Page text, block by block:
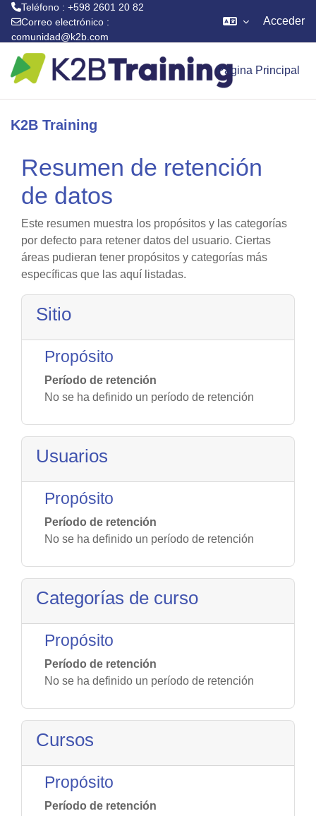
Teléfono : +598 2601 20 82
Correo electrónico :
comunidad@k2b.com
Acceder
Página Principal
K2B Training
Resumen de retención
de datos
Este resumen muestra los propósitos y las categorías
por defecto para retener datos del usuario. Ciertas
áreas pudieran tener propósitos y categorías más
específicas que las aquí listadas.
Sitio
Propósito
Período de retención
No se ha definido un período de retención
Usuarios
Propósito
Período de retención
No se ha definido un período de retención
Categorías de curso
Propósito
Período de retención
No se ha definido un período de retención
Cursos
Propósito
Período de retención